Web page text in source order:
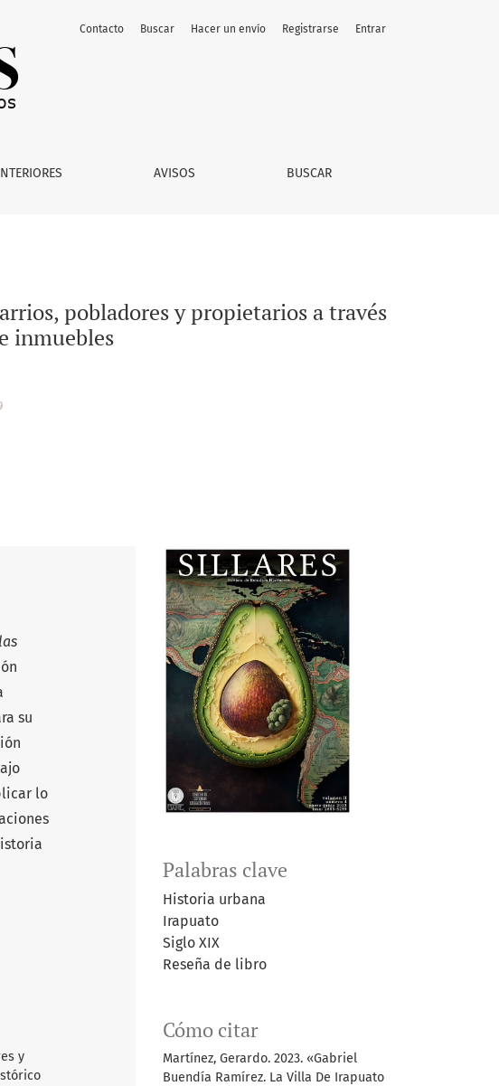
a través de las escrituras de compraventa de inmuebles
AVISOS BUSCAR
Contacto Buscar Hacer un envío Registrarse Entrar
pobladores y propietarios a través
inmuebles
Palabras clave
Historia urbana
Irapuato
Siglo XIX
Reseña de libro
Cómo citar
Martínez, Gerardo. 2023. «Gabriel
Buendía Ramírez. La Villa De Irapuato
su
lo
y